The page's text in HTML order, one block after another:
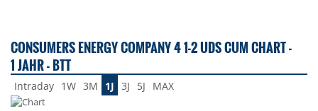
CONSUMERS ENERGY COMPANY 4 1-2 UDS CUM CHART -
1 JAHR - BTT
Intraday 1W 3M 1J 3J 5J MAX